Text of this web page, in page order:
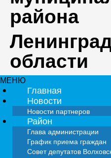
района
области
МЕНЮ
Главная
Новости
Новости партнеров
Район
Глава администрации
График приема граждан
Совет депутатов